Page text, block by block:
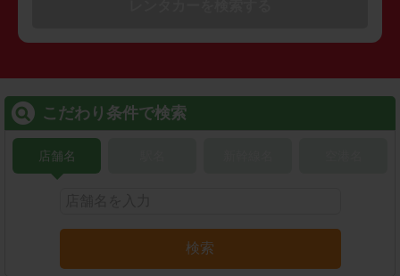
こだわり条件で検索
店舗名
検索